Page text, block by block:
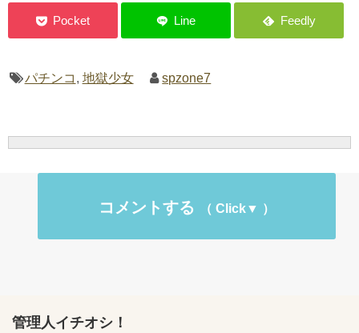
パチンコ , 地獄少女 spzone7
コメントする
管理人イチオシ！